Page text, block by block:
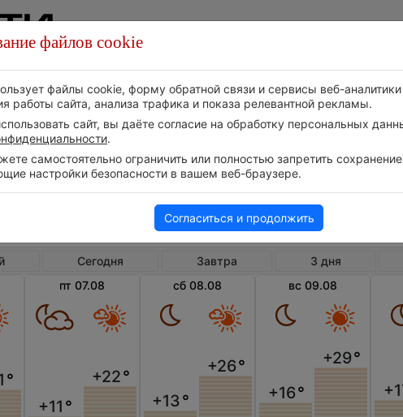
Погода в Рагби
Сегодня Завтра 3 дня
°
пт 07.08
+11 °
+22°
сб 08.08
+13°
+26°
вс 09.08
+16°
+29°
файлов cookie
файлы cookie, форму обратной связи и сервисы веб-
работы сайта, анализа трафика и показа релевантной рекламы.
сайт, вы даёте согласие на обработку персональных
.
самостоятельно ограничить или полностью запретить
настройки безопасности в вашем веб-браузере.
Согласиться и продолжить